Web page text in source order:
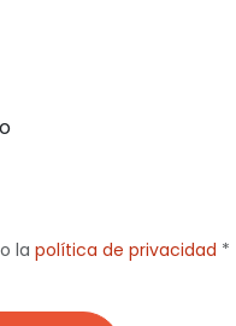
la política de privacidad *